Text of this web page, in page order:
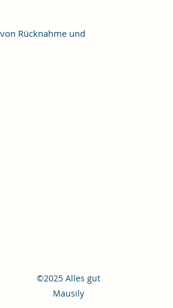
Rücknahme und
©2025 Alles gut
Mausily